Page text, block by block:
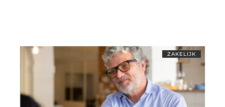
ZAKELIJK